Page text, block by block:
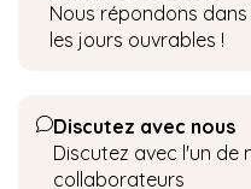
Nous répondons dans
les jours ouvrables !
Discutez avec nous
Discutez avec l'un de
collaborateurs